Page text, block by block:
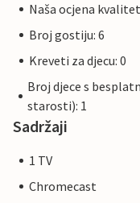
Naša ocjena
Broj gostiju: 6
Kreveti za djecu: 0
Broj djece s
starosti): 1
Sadržaji
1 TV
Chromecast